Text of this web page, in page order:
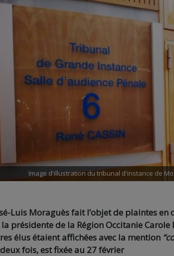
Image d'illustration du tribunal d'instance de
Luis Moraguès fait l’objet de plaintes
présidente de la Région Occitanie
élus étaient affichées avec la mention
fois, est fixée au 27 février